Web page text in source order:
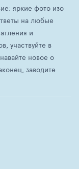
яркие фото изо
на любые
и
участвуйте в
новое о
заводите